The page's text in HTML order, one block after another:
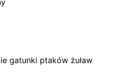
gatunki ptaków żuław